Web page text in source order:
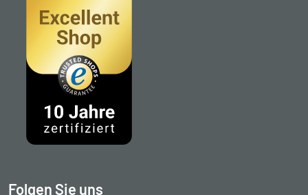
Folgen Sie uns